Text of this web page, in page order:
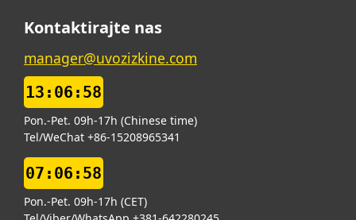
Kontaktirajte nas
manager@uvozizkine.com
13:07:00
Pon.-Pet. 09h-17h (Chinese time)
Tel/WeChat +86-15208965341
07:07:00
Pon.-Pet. 09h-17h (CET)